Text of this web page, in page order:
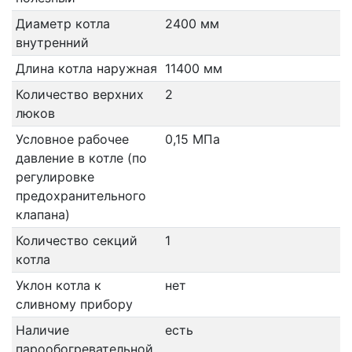
Диаметр котла
внутренний
2400 мм
Длина котла наружная 11400 мм
Количество верхних
люков
2
Условное рабочее
давление в котле (по
регулировке
предохранительного
клапана)
0,15 МПа
Количество секций
котла
1
Уклон котла к
сливному прибору
нет
Наличие
парообогревательной
есть